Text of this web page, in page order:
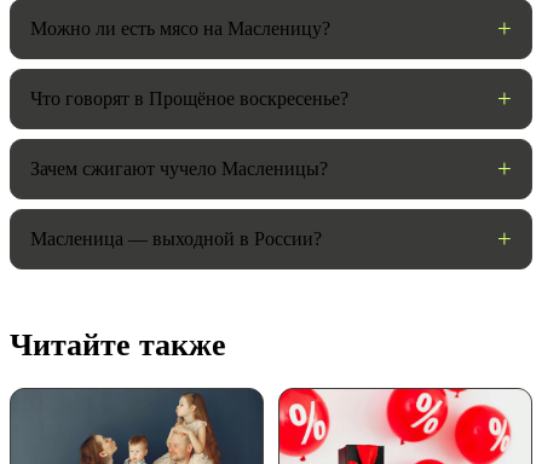
Можно ли есть мясо на Масленицу?
Что говорят в Прощёное воскресенье?
Зачем сжигают чучело Масленицы?
Масленица — выходной в России?
Читайте также